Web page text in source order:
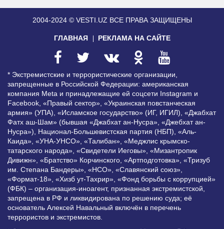
2004-2024 © VESTI.UZ ВСЕ ПРАВА ЗАЩИЩЕНЫ
ГЛАВНАЯ РЕКЛАМА НА САЙТЕ
* Экстремистские и террористические организации,
запрещенные в Российской Федерации: американская
компания Meta и принадлежащие ей соцсети Instagram и
Facebook, «Правый сектор», «Украинская повстанческая
армия» (УПА), «Исламское государство» (ИГ, ИГИЛ), «Джабхат
Фатх аш-Шам» (бывшая «Джабхат ан-Нусра», «Джебхат ан-
Нусра»), Национал-Большевистская партия (НБП), «Аль-
Каида», «УНА-УНСО», «Талибан», «Меджлис крымско-
татарского народа», «Свидетели Иеговы», «Мизантропик
Дивижн», «Братство» Корчинского, «Артподготовка», «Тризуб
им. Степана Бандеры», «НСО», «Славянский союз»,
«Формат-18», «Хизб ут-Тахрир», «Фонд борьбы с коррупцией»
(ФБК) – организация-иноагент, признанная экстремистской,
запрещена в РФ и ликвидирована по решению суда; её
основатель Алексей Навальный включён в перечень
террористов и экстремистов.